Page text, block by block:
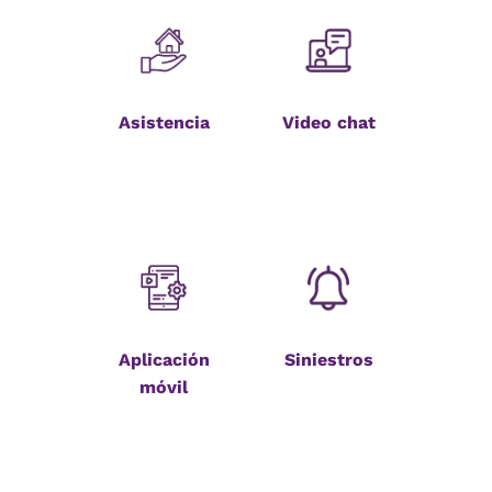
Asistencia Video chat
Aplicación
móvil
Siniestros